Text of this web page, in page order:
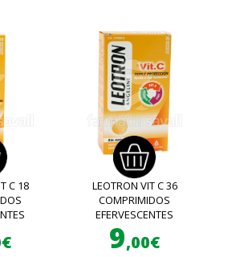
C 18
LEOTRON VIT C 36
COMPRIMIDOS
EFERVESCENTES
9,00€